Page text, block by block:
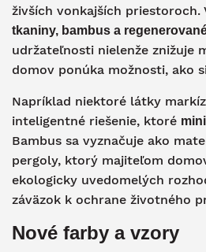
živších vonkajších
tkaniny, bambus a
udržateľnosti nielenže znižuje
domov ponúka možnosti, ako
Napríklad niektoré látky
inteligentné riešenie, ktoré
Bambus sa vyznačuje ako
pergoly, ktorý majiteľom
ekologicky uvedomelých
záväzok k ochrane životného
Nové farby a vzory